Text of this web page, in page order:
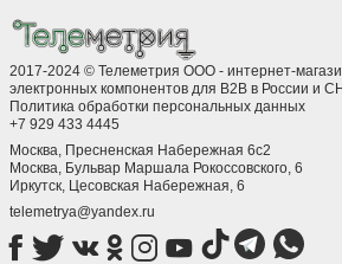
2017-2024 © Телеметрия ООО - интернет-
электронных компонентов для B2B в России и
Политика обработки персональных данных
+7 929 433 4445
Москва, Пресненская Набережная 6с2
Москва, ​Бульвар Маршала Рокоссовского, 6
Иркутск, ​Цесовская Набережная, 6
telemetrya@yandex.ru